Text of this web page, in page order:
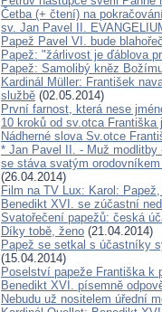
Četba (+ čtení) na
sv. Jan Pavel II.
Papež Pavel VI. bude
Papež: "žárlivost je ďáblova
Papež: Samolibý kněz
Kardinál Müller: František
službě (02.05.2014)
První farnost, která nese
10 kroků od sv.otca
Nádherné slova Sv.otce
* Jan Pavel II. - Muž
se stáva svatým
(26.04.2014)
Film na TV Lux: Karol:
Benedikt XVI. se zúčastní
Svatořečení papežů: česká
Díky tobě, ženo (21.04.2014)
Papež se setkal s účastníky
(15.04.2014)
Poselství papeže Františka k
Benedikt XVI. písemně
Nebudu už nositelem úřední